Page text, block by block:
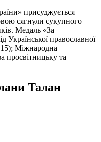
присуджується
сягнули сукупного
Медаль «За
Української православної
Міжнародна
просвітницьку та
Талан